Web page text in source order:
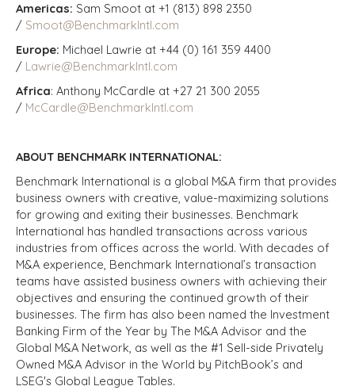
Americas: Sam Smoot at +1 (813) 898 2350
/ Smoot@BenchmarkIntl.com
Europe: Michael Lawrie at +44 (0) 161 359 4400
/ Lawrie@BenchmarkIntl.com
Africa: Anthony McCardle at +27 21 300 2055
/ McCardle@BenchmarkIntl.com
ABOUT BENCHMARK INTERNATIONAL:
Benchmark International is a global M&A firm that provides
business owners with creative, value-maximizing solutions
for growing and exiting their businesses. Benchmark
International has handled transactions across various
industries from offices across the world. With decades of
M&A experience, Benchmark International’s transaction
teams have assisted business owners with achieving their
objectives and ensuring the continued growth of their
businesses. The firm has also been named the Investment
Banking Firm of the Year by The M&A Advisor and the
Global M&A Network, as well as the #1 Sell-side Privately
Owned M&A Advisor in the World by PitchBook’s and
LSEG's Global League Tables.